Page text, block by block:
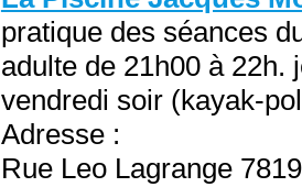
pratique des séances
adulte de 21h00 à 22h.
vendredi soir (kayak-
Adresse :
Rue Leo Lagrange